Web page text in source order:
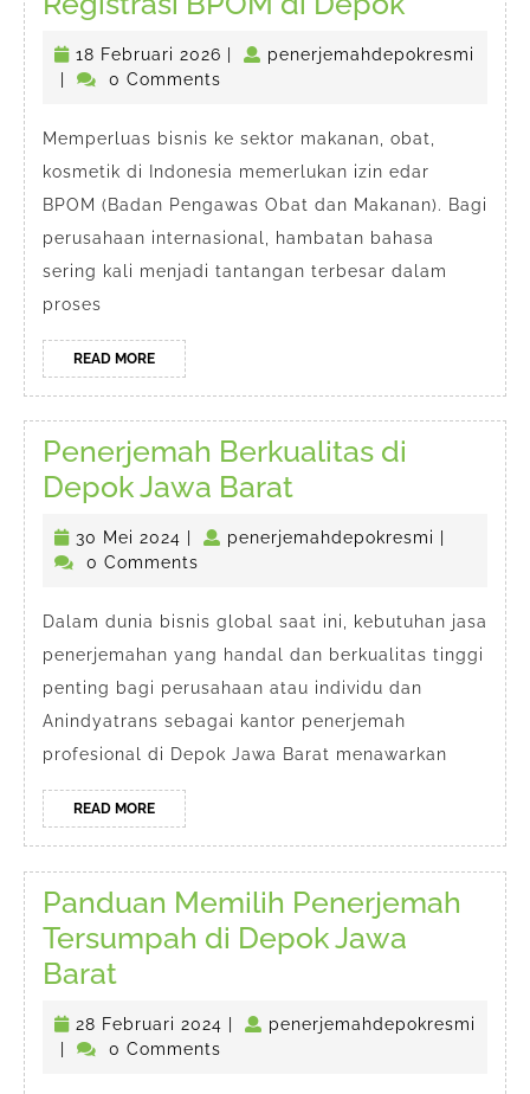
BPOM
di
Depok
18 Februari 2026 18
penerjemahdepokresmi
penerjemahdepokresmi
0 Comments
Memperluas bisnis ke sektor makanan, obat,
kosmetik di Indonesia memerlukan izin edar
BPOM (Badan Pengawas Obat dan Makanan). Bagi
perusahaan internasional, hambatan bahasa
sering kali menjadi tantangan terbesar dalam
proses
READ MOREREAD
MORE
Penerjemah Berkualitas di
Depok Jawa BaratPenerjemah
Berkualitas
Jawa
Barat
30 Mei 2024 30
Mei
penerjemahdepokresmi
0 Comments
Dalam dunia bisnis global saat ini, kebutuhan jasa
penerjemahan yang handal dan berkualitas tinggi
penting bagi perusahaan atau individu dan
Anindyatrans sebagai kantor penerjemah
profesional di Depok Jawa Barat menawarkan
READ MOREREAD
MORE
Panduan Memilih Penerjemah
Tersumpah di Depok Jawa
Barat
Memilih
Penerjemah
28 Februari 2024 28
penerjemahdepokresmi
penerjemahdepokresmi
0 Comments